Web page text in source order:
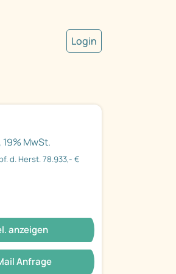
Login
MwSt.
d. Herst. 78.933,- €
anzeigen
Anfrage